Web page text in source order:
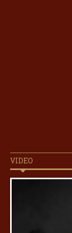
VIDEO